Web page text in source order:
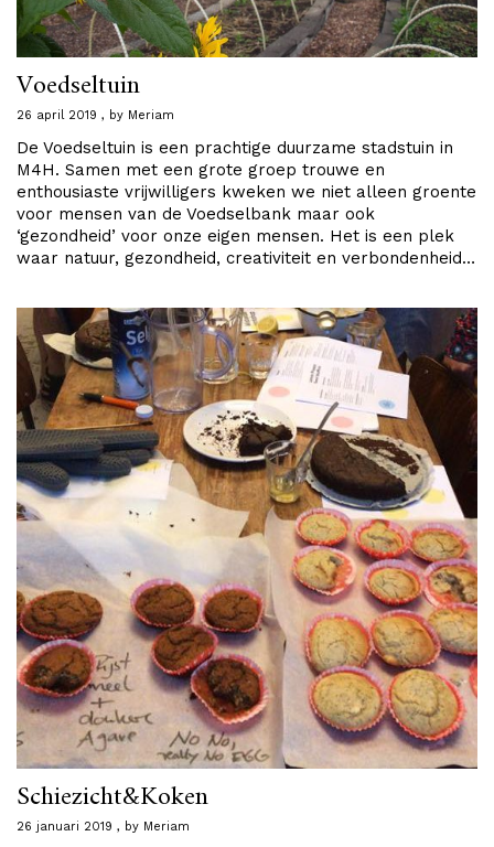
Voedseltuin
26 april 2019 by Meriam
De Voedseltuin is een prachtige duurzame stadstuin in
M4H. Samen met een grote groep trouwe en
enthousiaste vrijwilligers kweken we niet alleen groente
voor mensen van de Voedselbank maar ook
‘gezondheid’ voor onze eigen mensen. Het is een plek
waar natuur, gezondheid, creativiteit en verbondenheid…
Schiezicht&Koken
26 januari 2019 by Meriam